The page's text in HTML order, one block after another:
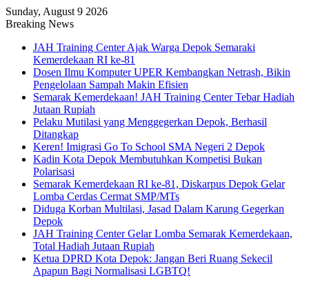
Sunday, August 9 2026
Breaking News
JAH Training Center Ajak Warga Depok Semaraki
Kemerdekaan RI ke-81
Dosen Ilmu Komputer UPER Kembangkan Netrash, Bikin
Pengelolaan Sampah Makin Efisien
Semarak Kemerdekaan! JAH Training Center Tebar Hadiah
Jutaan Rupiah
Pelaku Mutilasi yang Menggegerkan Depok, Berhasil
Ditangkap
Keren! Imigrasi Go To School SMA Negeri 2 Depok
Kadin Kota Depok Membutuhkan Kompetisi Bukan
Polarisasi
Semarak Kemerdekaan RI ke-81, Diskarpus Depok Gelar
Lomba Cerdas Cermat SMP/MTs
Diduga Korban Multilasi, Jasad Dalam Karung Gegerkan
Depok
JAH Training Center Gelar Lomba Semarak Kemerdekaan,
Total Hadiah Jutaan Rupiah
Ketua DPRD Kota Depok: Jangan Beri Ruang Sekecil
Apapun Bagi Normalisasi LGBTQ!